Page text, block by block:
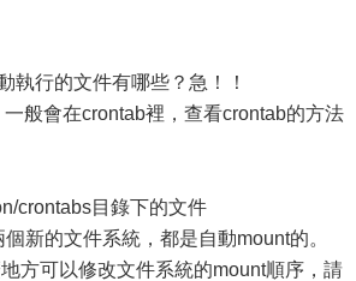
執行的文件有哪些？急！！
般會在crontab裡，查看crontab的方法
crontabs目錄下的文件
新的文件系統，都是自動mount的。
方可以修改文件系統的mount順序，請